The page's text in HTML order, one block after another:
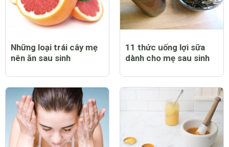
Những loại trái cây mẹ
nên ăn sau sinh
11 thức uống lợi sữa
dành cho mẹ sau sinh